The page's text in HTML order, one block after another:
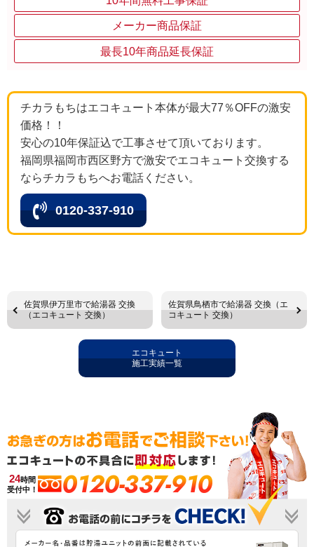
メーカー商品保証
最長10年商品延長保証
チカラもちはエコキュート本体が最大77％OFFの激安
価格！！
安心の10年保証込で工事させて頂いております。
福岡県福岡市西区野方で激安でエコキュート交換する
ならチカラもちへお電話ください。
0120-337-910
佐賀県伊万里市で給湯器 交換
（エコキュート 交換）
佐賀県鳥栖市で給湯器 交換（エ
コキュート 交換）
エコキュート
施工実績一覧
24時間
受付中！
0120-337-910